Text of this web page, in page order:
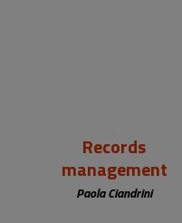
Records
management
Paola Ciandrini